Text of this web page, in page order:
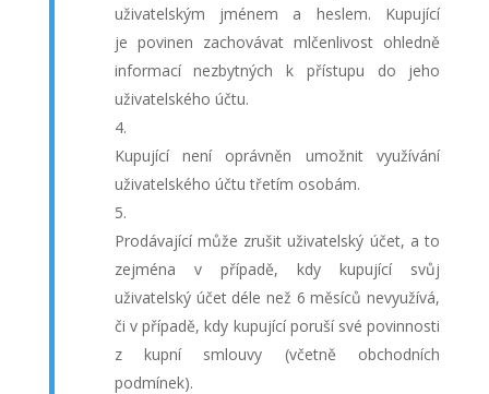
uživatelským jménem a heslem. Kupující
je povinen zachovávat mlčenlivost ohledně
informací nezbytných k přístupu do jeho
uživatelského účtu.
Kupující není oprávněn umožnit využívání
uživatelského účtu třetím osobám.
Prodávající může zrušit uživatelský účet, a to
zejména v případě, kdy kupující svůj
uživatelský účet déle než 6 měsíců nevyužívá,
či v případě, kdy kupující poruší své povinnosti
z kupní smlouvy (včetně obchodních
podmínek).